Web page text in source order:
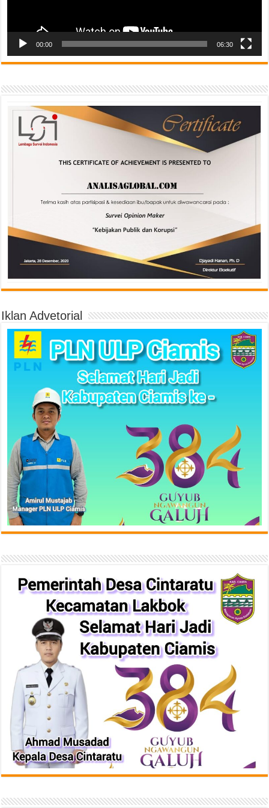
00:00 06:30
Iklan Advetorial